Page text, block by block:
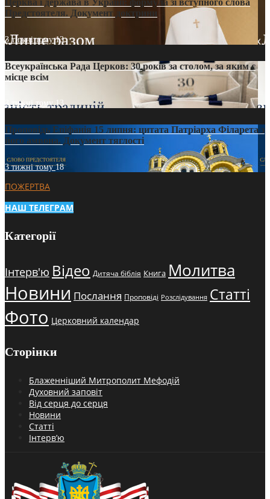
Церква і держава в Україні: формула зі вступного слова
Предстоятеля. Документ доктрини
3 тижні тому13
Всеукраїнська Рада Церков: 30 років за столом, за яким є
місце всім
3 тижні тому13
Проповідь Епіфанія 15 липня: цитата Патріарха Філарета з
його амвона. Документ тяглості
3 тижні тому18
ПОЖЕРТВА
НАШ ТЕЛЕГРАМ
Категорії
Інтерв'ю Відео Дитяча біблія Книга Молитва
Новини Послання Проповіді Розслідування Статті
Фото Церковний календар
Сторінки
Блаженніший Митрополит Мефодій
Духовний заповіт
Від серця до серця
Новини
Статті
Інтерв’ю